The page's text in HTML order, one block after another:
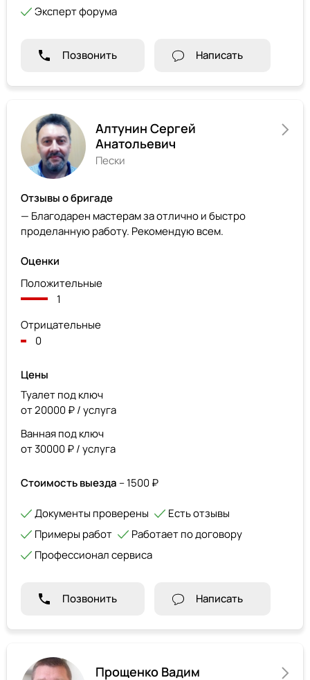
Эксперт форума
Позвонить Написать
Алтунин Сергей
Анатольевич
Пески
Отзывы о бригаде
— Благодарен мастерам за отлично и быстро
проделанную работу. Рекомендую всем.
Оценки
Положительные
1
Отрицательные
0
Цены
Туалет под ключ
от 20000 ₽ / услуга
Ванная под ключ
от 30000 ₽ / услуга
Стоимость выезда – 1500 ₽
Документы проверены
Есть отзывы
Примеры работ
Работает по договору
Профессионал сервиса
Позвонить Написать
Прощенко Вадим